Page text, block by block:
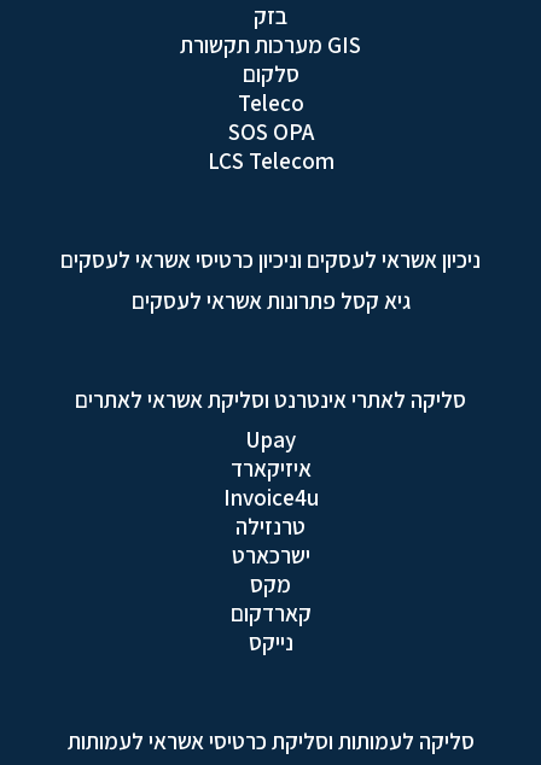
בזק
GIS מערכות תקשורת
סלקום
Teleco
SOS OPA
LCS Telecom
ניכיון אשראי לעסקים וניכיון כרטיסי אשראי לעסקים
גיא קסל פתרונות אשראי לעסקים
סליקה לאתרי אינטרנט וסליקת אשראי לאתרים
Upay
איזיקארד
Invoice4u
טרנזילה
ישרכארט
מקס
קארדקום
נייקס
סליקה לעמותות וסליקת כרטיסי אשראי לעמותות